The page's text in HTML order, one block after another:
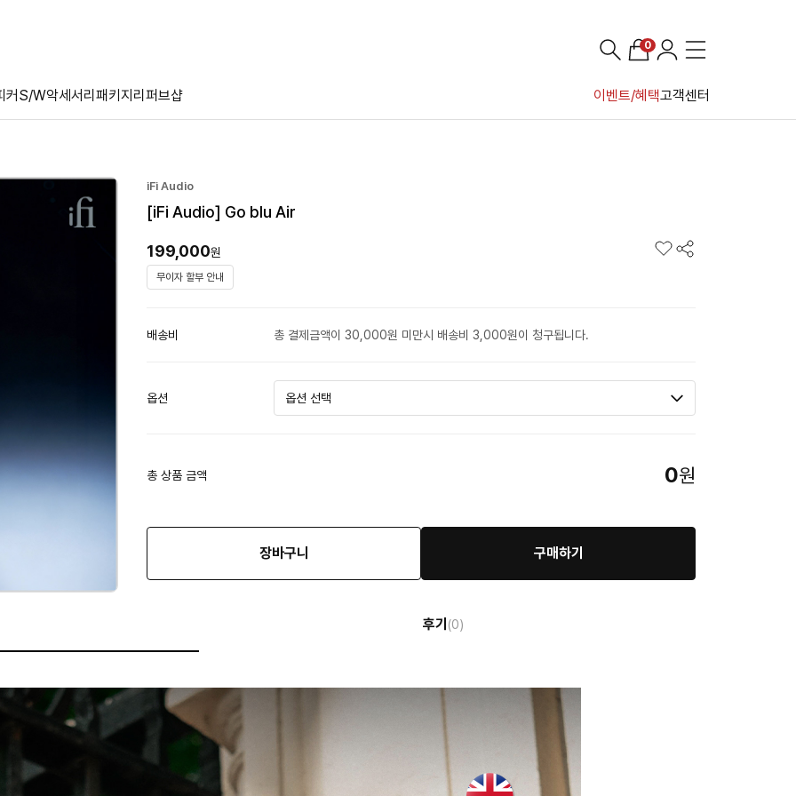
커S/W악세서리 패키지리퍼브샵 이벤트/혜택고객센터
0
iFi Audio
[iFi Audio] Go blu Air
199,000원
무이자 할부 안내
배송비 총 결제금액이 30,000원 미만시 배송비 3,000원이 청구됩니다.
옵션
총 상품 금액 0원
장바구니 구매하기
후기 (0)